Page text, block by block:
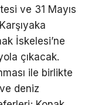
ve 31 Mayıs
İskelesi’ne
çıkacak.
ile birlikte
deniz